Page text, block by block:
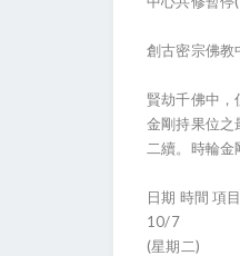
創古密宗佛教
賢劫千佛中
金剛持果位之
二續。時輪金
日期 時間 項
10/7
(星期二)